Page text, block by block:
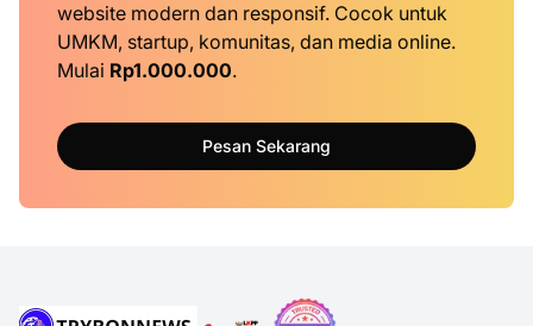
website modern dan responsif. Cocok untuk
UMKM, startup, komunitas, dan media online.
Mulai Rp1.000.000.
Pesan Sekarang